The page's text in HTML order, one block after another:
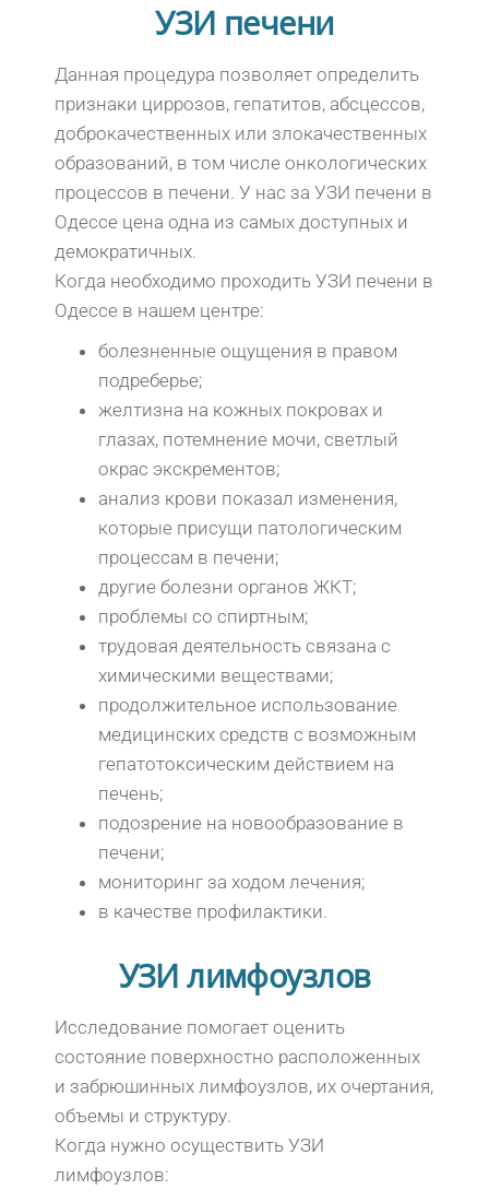
УЗИ печени
Данная процедура позволяет определить
признаки циррозов, гепатитов, абсцессов,
доброкачественных или злокачественных
образований, в том числе онкологических
процессов в печени. У нас за УЗИ печени в
Одессе цена одна из самых доступных и
демократичных.
Когда необходимо проходить УЗИ печени в
Одессе в нашем центре:
болезненные ощущения в правом
подреберье;
желтизна на кожных покровах и
глазах, потемнение мочи, светлый
окрас экскрементов;
анализ крови показал изменения,
которые присущи патологическим
процессам в печени;
другие болезни органов ЖКТ;
проблемы со спиртным;
трудовая деятельность связана с
химическими веществами;
продолжительное использование
медицинских средств с возможным
гепатотоксическим действием на
печень;
подозрение на новообразование в
печени;
мониторинг за ходом лечения;
в качестве профилактики.
УЗИ лимфоузлов
Исследование помогает оценить
состояние поверхностно расположенных
и забрюшинных лимфоузлов, их очертания,
объемы и структуру.
Когда нужно осуществить УЗИ
лимфоузлов: